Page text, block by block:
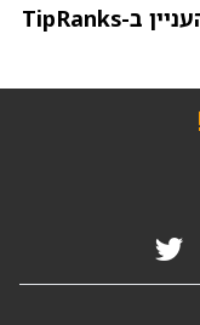
ראו את המניות החמות של בעלי העניין ב-TipRanks